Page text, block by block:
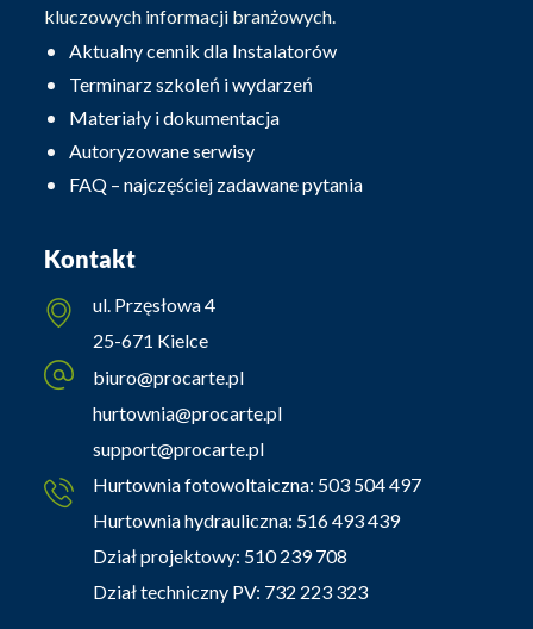
kluczowych informacji branżowych.
Aktualny cennik dla Instalatorów
Terminarz szkoleń i wydarzeń
Materiały i dokumentacja
Autoryzowane serwisy
FAQ – najczęściej zadawane pytania
Kontakt
ul. Przęsłowa 4
25-671 Kielce
biuro@procarte.pl
hurtownia@procarte.pl
support@procarte.pl
Hurtownia fotowoltaiczna: 503 504 497
Hurtownia hydrauliczna: 516 493 439
Dział projektowy: 510 239 708
Dział techniczny PV: 732 223 323